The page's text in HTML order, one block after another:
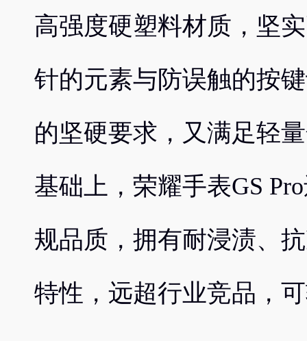
高强度硬塑料材质，坚
针的元素与防误触的按
的坚硬要求，又满足轻
基础上，荣耀手表GS
规品质，拥有耐浸渍、
特性，远超行业竞品，